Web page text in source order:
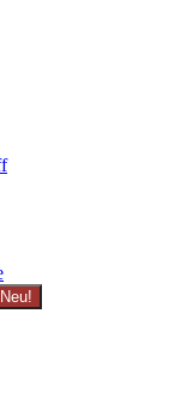
Neu!